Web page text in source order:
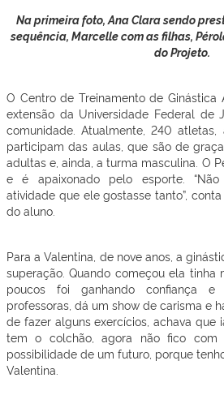
Na primeira foto, Ana Clara sendo
sequência, Marcelle com as filhas,
do Projeto.
O Centro de Treinamento de
extensão da Universidade Federal de
comunidade. Atualmente, 240
participam das aulas, que são de
adultas e, ainda, a turma masculina. O
e é apaixonado pelo esporte.
atividade que ele gostasse tanto”,
do aluno.
Para a Valentina, de nove anos, a
superação. Quando começou ela tinha
poucos foi ganhando confiança
professoras, dá um show de carisma e
de fazer alguns exercícios, achava que
tem o colchão, agora não fico
possibilidade de um futuro, porque
Valentina.